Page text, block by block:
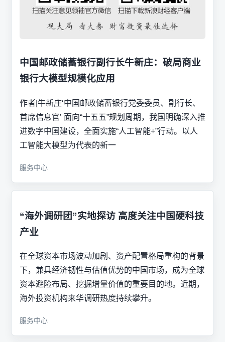
中国邮政储蓄银行副行长牛新庄：破局商业
银行大模型规模化应用
作者|牛新庄‘中国邮政储蓄银行党委委员、副行长、
首席信息官’ 面向“十五五”规划周期，我国明确深入推
进数字中国建设，全面实施“人工智能+”行动。以人
工智能大模型为代表的新一
服务中心
“海外调研团”实地探访 高度关注中国硬科技
产业
在全球资本市场波动加剧、资产配置格局重构的背景
下，兼具经济韧性与估值优势的中国市场，成为全球
资本避险布局、挖掘增量价值的重要目的地。近期，
海外投资机构来华调研热度持续攀升。
服务中心